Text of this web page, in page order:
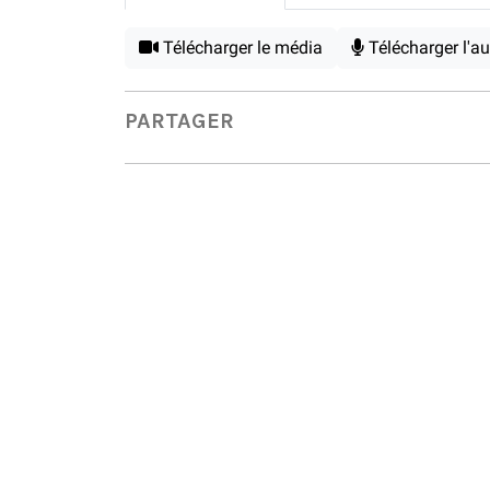
Télécharger le média Télécharger
PARTAGER